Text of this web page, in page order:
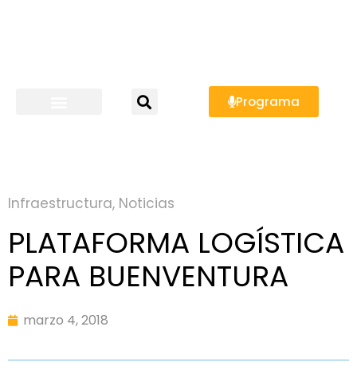
Programa
Infraestructura, Noticias
PLATAFORMA LOGÍSTICA
PARA BUENVENTURA
marzo 4, 2018